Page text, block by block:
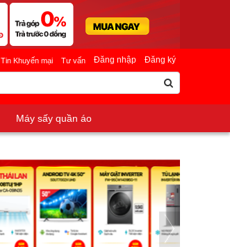
Đăng nhập Đăng ký
Tin Khuyến mại Tư vấn
Máy sấy quần áo